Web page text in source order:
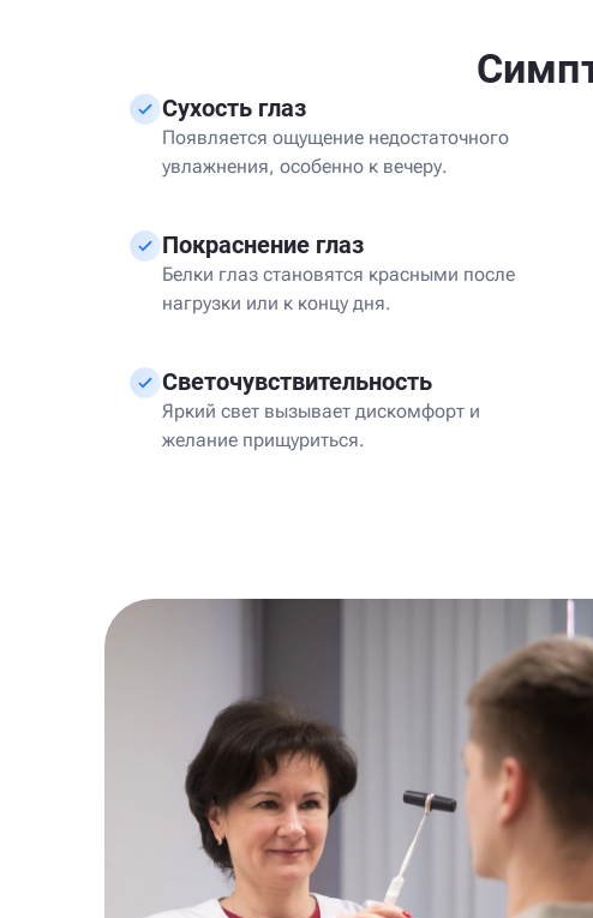
Сухость глаз
Появляется ощущение недостаточного
увлажнения, особенно к вечеру.
Покраснение глаз
Белки глаз становятся красными после
нагрузки или к концу дня.
Светочувствительность
Яркий свет вызывает дискомфорт и
желание прищуриться.